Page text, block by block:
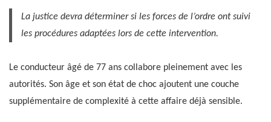
La justice devra déterminer si les forces de l’ordre ont suivi
les procédures adaptées lors de cette intervention.
Le conducteur âgé de 77 ans collabore pleinement avec les
autorités. Son âge et son état de choc ajoutent une couche
supplémentaire de complexité à cette affaire déjà sensible.